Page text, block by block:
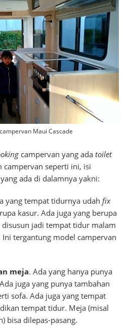
Maui Cascade
campervan yang ada toilet
campervan seperti ini, isi
ada di dalamnya yakni:
yang tempat tidurnya udah fix
kasur. Ada juga yang berupa
jadi tempat tidur malam
tergantung model campervan
meja. Ada yang hanya punya
juga yang punya tambahan
sofa. Ada juga yang tempat
tempat tidur. Meja (misal
bisa dilepas-pasang.